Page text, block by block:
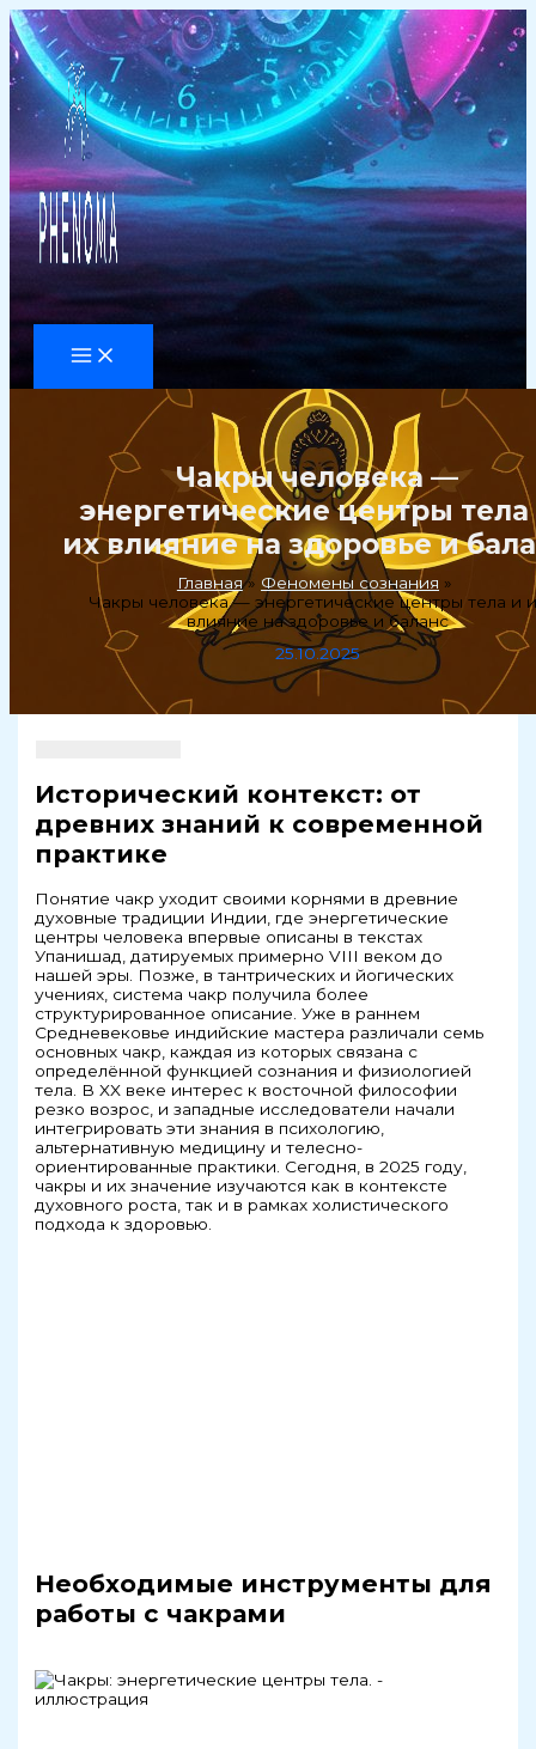
Перейти
к
содержимому
Чакры человека —
энергетические центры тела
их влияние на здоровье и
Главная
Феномены сознания
Чакры человека — энергетические центры тела и
влияние на здоровье и баланс
25.10.2025
Исторический контекст: от
древних знаний к современной
практике
Понятие чакр уходит своими корнями в древние
духовные традиции Индии, где энергетические
центры человека впервые описаны в текстах
Упанишад, датируемых примерно VIII веком до
нашей эры. Позже, в тантрических и йогических
учениях, система чакр получила более
структурированное описание. Уже в раннем
Средневековье индийские мастера различали семь
основных чакр, каждая из которых связана с
определённой функцией сознания и физиологией
тела. В XX веке интерес к восточной философии
резко возрос, и западные исследователи начали
интегрировать эти знания в психологию,
альтернативную медицину и телесно-
ориентированные практики. Сегодня, в 2025 году,
чакры и их значение изучаются как в контексте
духовного роста, так и в рамках холистического
подхода к здоровью.
Необходимые инструменты для
работы с чакрами